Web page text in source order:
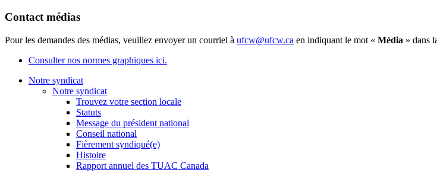
Contact médias
Pour les demandes des médias, veuillez envoyer un courriel à ufcw@ufcw.ca en indiquant le mot « Média » dans
Consulter nos normes graphiques ici.
Notre syndicat
Notre syndicat
Trouvez votre section locale
Statuts
Message du président national
Conseil national
Fièrement syndiqué(e)
Histoire
Rapport annuel des TUAC Canada